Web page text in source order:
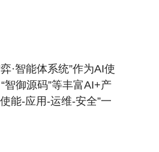
·智能体系统”作为AI使
御源码”等丰富AI+产
能-应用-运维-安全”一